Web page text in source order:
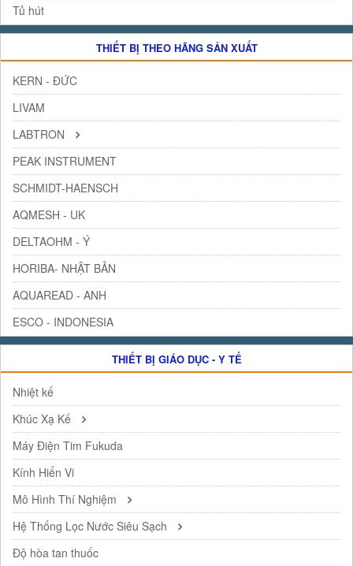
Tủ hút
THIẾT BỊ THEO HÃNG SẢN XUẤT
KERN - ĐỨC
LIVAM
LABTRON
PEAK INSTRUMENT
SCHMIDT-HAENSCH
AQMESH - UK
DELTAOHM - Ý
HORIBA- NHẬT BẢN
AQUAREAD - ANH
ESCO - INDONESIA
THIẾT BỊ GIÁO DỤC - Y TẾ
Nhiệt kế
Khúc Xạ Kế
Máy Điện Tim Fukuda
Kính Hiển Vi
Mô Hình Thí Nghiệm
Hệ Thống Lọc Nước Siêu Sạch
Độ hòa tan thuốc